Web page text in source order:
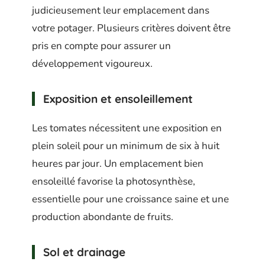
judicieusement leur emplacement dans
votre potager. Plusieurs critères doivent être
pris en compte pour assurer un
développement vigoureux.
Exposition et ensoleillement
Les tomates nécessitent une exposition en
plein soleil pour un minimum de six à huit
heures par jour. Un emplacement bien
ensoleillé favorise la photosynthèse,
essentielle pour une croissance saine et une
production abondante de fruits.
Sol et drainage